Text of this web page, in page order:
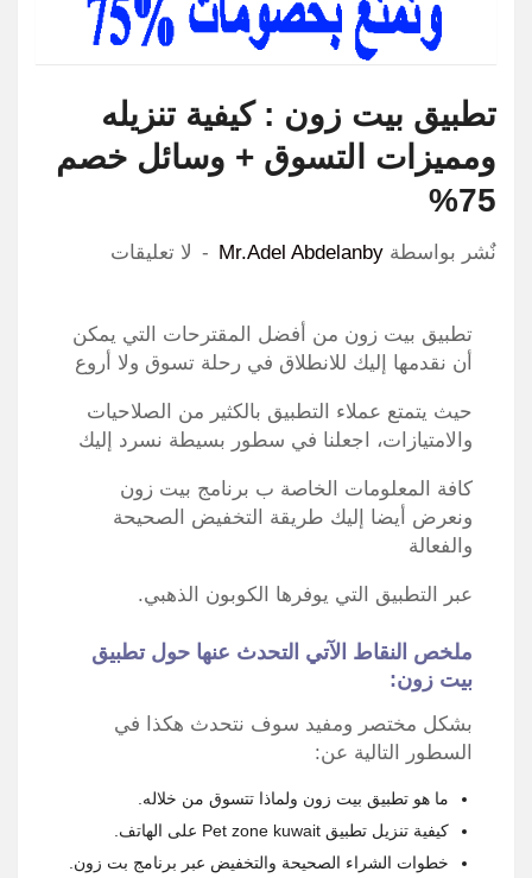
تطبيق بيت زون : كيفية تنزيله
ومميزات التسوق + وسائل خصم
75%
نٌشر بواسطة Mr.Adel Abdelanby لا تعليقات
تطبيق بيت زون من أفضل المقترحات التي يمكن
أن نقدمها إليك للانطلاق في رحلة تسوق ولا أروع
حيث يتمتع عملاء التطبيق بالكثير من
الصلاحيات
والامتيازات، اجعلنا في سطور بسيطة نسرد إليك
كافة المعلومات الخاصة ب برنامج بيت زون
ونعرض أيضا إليك طريقة التخفيض الصحيحة
والفعالة
عبر التطبيق التي يوفرها الكوبون الذهبي.
ملخص النقاط الآتي التحدث عنها حول تطبيق
بيت زون:
بشكل مختصر ومفيد سوف نتحدث هكذا في
السطور التالية عن:
ما هو تطبيق بيت زون ولماذا تتسوق من خلاله.
كيفية تنزيل تطبيق Pet zone kuwait على الهاتف.
خطوات الشراء الصحيحة والتخفيض عبر برنامج بت زون.